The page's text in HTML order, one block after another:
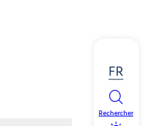
FR
Rechercher